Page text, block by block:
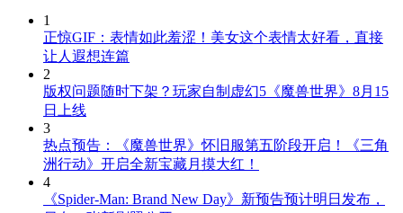
1
正惊GIF：表情如此羞涩！美女这个表情太好看，直接
让人遐想连篇
2
版权问题随时下架？玩家自制虚幻5《魔兽世界》8月15
日上线
3
热点预告：《魔兽世界》怀旧服第五阶段开启！《三角
洲行动》开启全新宝藏月摸大红！
4
《Spider-Man: Brand New Day》新预告预计明日发布，